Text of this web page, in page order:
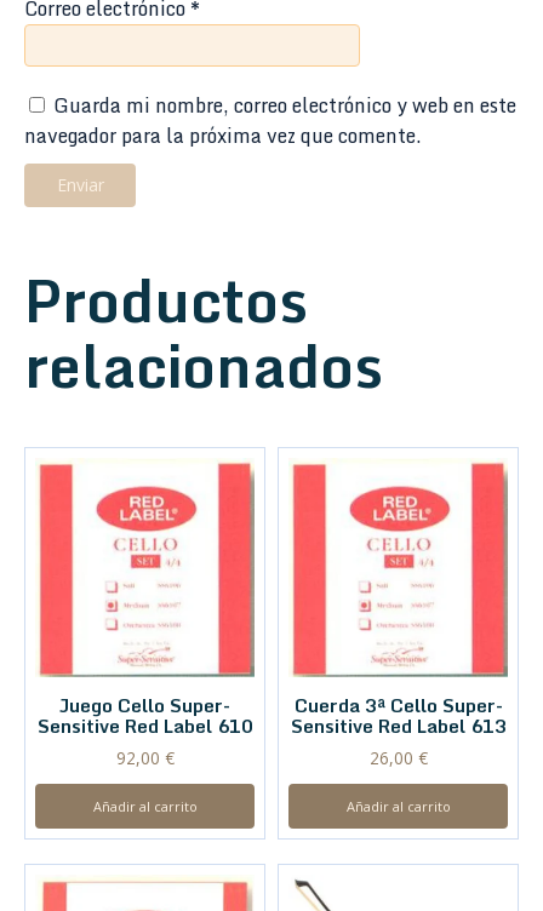
Correo electrónico*
Guarda mi nombre, correo electrónico y web en este
navegador para la próxima vez que comente.
Productos
relacionados
Juego Cello Super-
Sensitive Red Label 610
92,00 €
Añadir al carrito
Cuerda 3ª Cello Super-
Sensitive Red Label 613
26,00 €
Añadir al carrito